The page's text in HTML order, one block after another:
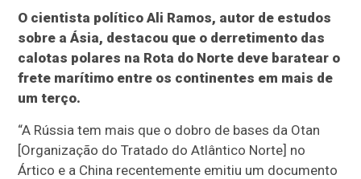
O cientista político Ali Ramos, autor de estudos
sobre a Ásia, destacou que o derretimento das
calotas polares na Rota do Norte deve baratear o
frete marítimo entre os continentes em mais de
um terço.
“A Rússia tem mais que o dobro de bases da Otan
[Organização do Tratado do Atlântico Norte] no
Ártico e a China recentemente emitiu um documento